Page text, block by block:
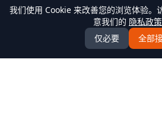
我们使用 Cookie 来改善您的浏览体验。
意我们的 隐私政策
仅必要
全部